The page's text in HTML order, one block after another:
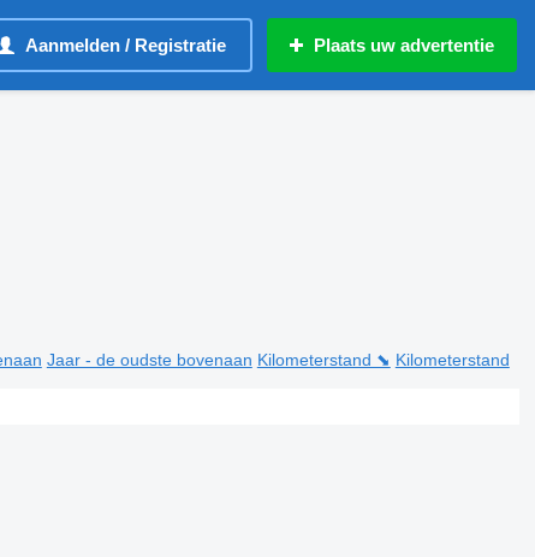
Aanmelden / Registratie Plaats uw advertentie
Jaar - de oudste bovenaan Kilometerstand ⬊ Kilometerstand